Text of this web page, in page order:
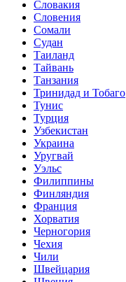
Словакия
Словения
Сомали
Судан
Таиланд
Тайвань
Танзания
Тринидад и Тобаго
Тунис
Турция
Узбекистан
Украина
Уругвай
Уэльс
Филиппины
Финляндия
Франция
Хорватия
Черногория
Чехия
Чили
Швейцария